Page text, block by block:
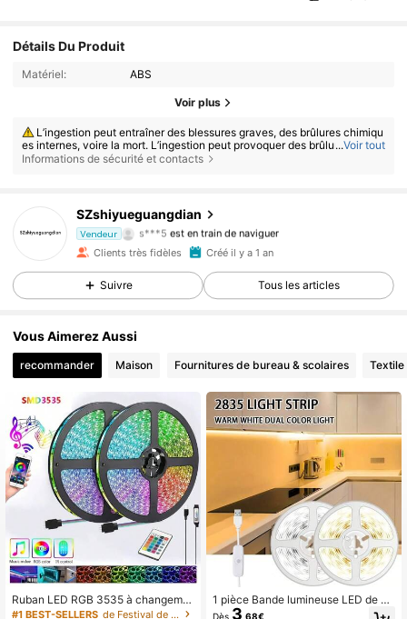
Détails Du Produit
Matériel: ABS
Voir plus
L’ingestion peut entraîner des blessures graves, des brûlures chimiqu
es internes, voire la mort. L’ingestion peut provoquer des brûlures grave
s en seulement 2 heures. Si une pile a été avalée ou insérée dans une p
...Voir tout
Informations de sécurité et contacts
SZshiyueguangdian
Vendeur
s***5est en train de naviguer
4,84
167 Suiveurs
Clients très fidèles
Créé il y a 1 an
Suivre Tous les articles
Vous Aimerez Aussi
recommander Maison Fournitures de bureau & scolaires Textile
Ruban LED RGB 3535 à changeme
nt de couleur 98,4ft/65,6ft, lumières
#1 BEST-SELLERS de Festival de musique Éclairage fantaisie
1 pièce Bande lumineuse LED de 20
0 cm/300 cm/500 cm, 2 pièces Ba
Dès 3 ,68€